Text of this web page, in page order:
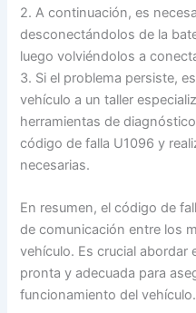
2. A continuación, es
desconectándolos de la
luego volviéndolos a
3. Si el problema persiste,
vehículo a un taller
herramientas de
código de falla U1096 y
necesarias.
En resumen, el código de
de comunicación entre los
vehículo. Es crucial abordar
pronta y adecuada para
funcionamiento del vehículo.